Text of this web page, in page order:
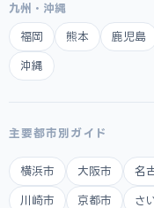
九州・沖縄
福岡 熊本 鹿児島
沖縄
主要都市別ガイド
横浜市 大阪市 名
川崎市 京都市 さ